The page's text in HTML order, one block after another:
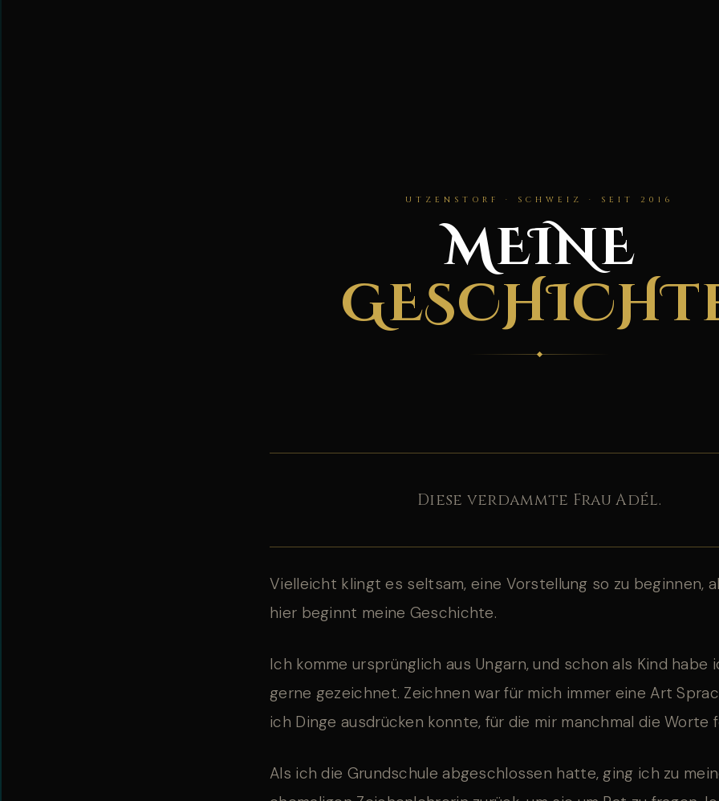
UTZENSTORF · SCHWEIZ · SEIT 2016
MEINE
Diese verdammte Frau Adél.
Vielleicht klingt es seltsam, eine Vorstellung so zu beginnen,
hier beginnt meine Geschichte.
Ich komme ursprünglich aus Ungarn, und schon als Kind habe
gerne gezeichnet. Zeichnen war für mich immer eine Art
ich Dinge ausdrücken konnte, für die mir manchmal die Worte
Als ich die Grundschule abgeschlossen hatte, ging ich zu